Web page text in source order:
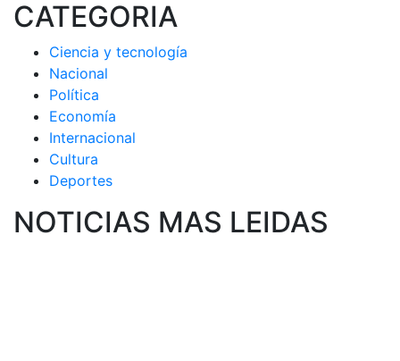
CATEGORIA
Ciencia y tecnología
Nacional
Política
Economía
Internacional
Cultura
Deportes
NOTICIAS MAS LEIDAS